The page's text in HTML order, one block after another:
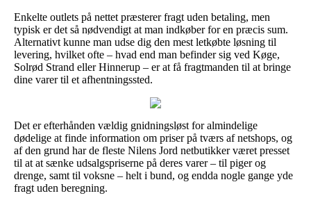
Enkelte outlets på nettet præsterer fragt uden betaling, men
typisk er det så nødvendigt at man indkøber for en præcis sum.
Alternativt kunne man udse dig den mest letkøbte løsning til
levering, hvilket ofte – hvad end man befinder sig ved Køge,
Solrød Strand eller Hinnerup – er at få fragtmanden til at bringe
dine varer til et afhentningssted.
Det er efterhånden vældig gnidningsløst for almindelige
dødelige at finde information om priser på tværs af netshops, og
af den grund har de fleste Nilens Jord netbutikker været presset
til at at sænke udsalgspriserne på deres varer – til piger og
drenge, samt til voksne – helt i bund, og endda nogle gange yde
fragt uden beregning.